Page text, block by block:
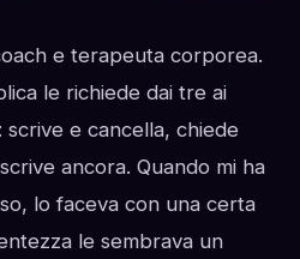
e terapeuta corporea.
le richiede dai tre ai
e cancella, chiede
ancora. Quando mi ha
lo faceva con una certa
le sembrava un